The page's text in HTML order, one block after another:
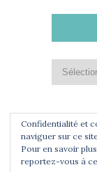
Confidentialité et
naviguer sur ce
Pour en savoir
reportez-vous à